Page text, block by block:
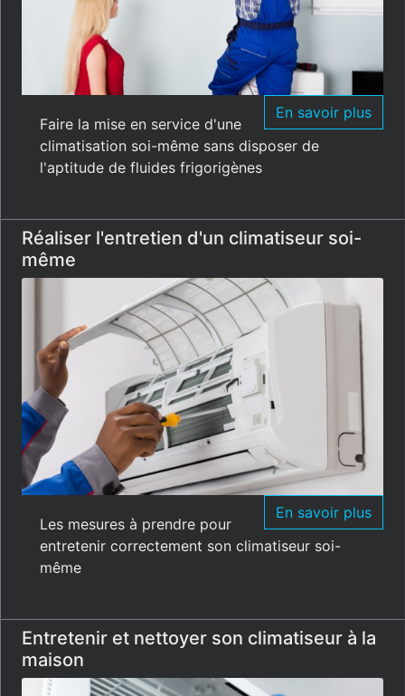
En savoir plus
Faire la mise en service d'une
climatisation soi-même sans disposer de
l'aptitude de fluides frigorigènes
Réaliser l'entretien d'un climatiseur soi-
même
En savoir plus
Les mesures à prendre pour
entretenir correctement son climatiseur soi-
même
Entretenir et nettoyer son climatiseur à la
maison